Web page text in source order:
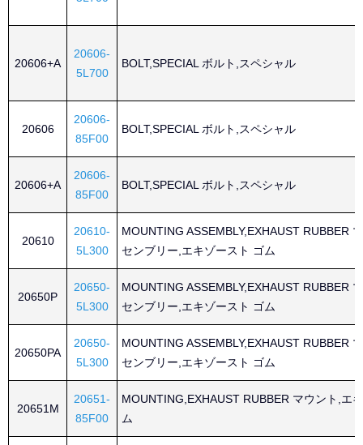
20606+A
20606-
5L700
BOLT,SPECIAL ボルト,スペシャル
20606
20606-
85F00
BOLT,SPECIAL ボルト,スペシャル
20606+A
20606-
85F00
BOLT,SPECIAL ボルト,スペシャル
20610
20610-
5L300
MOUNTING ASSEMBLY,EXHAUST RUBBER
センブリー,エキゾースト ゴム
20650P
20650-
5L300
MOUNTING ASSEMBLY,EXHAUST RUBBER
センブリー,エキゾースト ゴム
20650PA
20650-
5L300
MOUNTING ASSEMBLY,EXHAUST RUBBER
センブリー,エキゾースト ゴム
20651M
20651-
85F00
MOUNTING,EXHAUST RUBBER マウント,エ
ム